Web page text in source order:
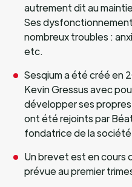
autrement dit au
Ses
nombreux troubles :
etc.
Sesqium a été créé en
Kevin Gressus avec
développer ses
ont été rejoints par
fondatrice de la
Un brevet est en cours
prévue au premier